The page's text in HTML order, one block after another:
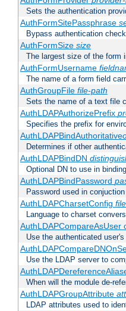
Sets the authentication
AuthFormSitePassphrase
Bypass authentication
AuthFormSize size
The largest size of the form
AuthFormUsername
The name of a form field
AuthGroupFile file-path
Sets the name of a text file
AuthLDAPAuthorizePrefix
Specifies the prefix for
AuthLDAPBindAuthoritative
Determines if other
AuthLDAPBindDN
Optional DN to use in
AuthLDAPBindPassword
Password used in
AuthLDAPCharsetConfig
Language to charset
AuthLDAPCompareAsUser
Use the authenticated
Use the LDAP server to
When will the module de-
AuthLDAPGroupAttribute
LDAP attributes used to